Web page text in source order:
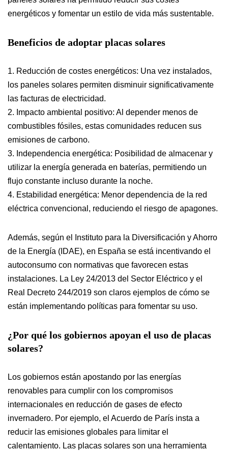
energéticos y fomentar un estilo de vida más sustentable.
Beneficios de adoptar placas solares
1. Reducción de costes energéticos: Una vez instalados,
los paneles solares permiten disminuir significativamente
las facturas de electricidad.
2. Impacto ambiental positivo: Al depender menos de
combustibles fósiles, estas comunidades reducen sus
emisiones de carbono.
3. Independencia energética: Posibilidad de almacenar y
utilizar la energía generada en baterías, permitiendo un
flujo constante incluso durante la noche.
4. Estabilidad energética: Menor dependencia de la red
eléctrica convencional, reduciendo el riesgo de apagones.
Además, según el Instituto para la Diversificación y Ahorro
de la Energía (IDAE), en España se está incentivando el
autoconsumo con normativas que favorecen estas
instalaciones. La Ley 24/2013 del Sector Eléctrico y el
Real Decreto 244/2019 son claros ejemplos de cómo se
están implementando políticas para fomentar su uso.
¿Por qué los gobiernos apoyan el uso de placas
solares?
Los gobiernos están apostando por las energías
renovables para cumplir con los compromisos
internacionales en reducción de gases de efecto
invernadero. Por ejemplo, el Acuerdo de París insta a
reducir las emisiones globales para limitar el
calentamiento. Las placas solares son una herramienta